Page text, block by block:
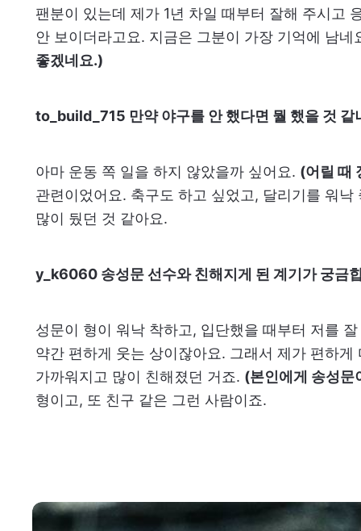
팬분이 있는데 제가 1년 차일 때부터 잘해 주시고
안 보이더라고요. 지금은 그분이 가장 기억에 남네
좋겠네요.)
to_build_715 만약 야구를 안 했다면 뭘 했을 것 같
아마 운동 쪽 일을 하지 않았을까 싶어요. (어릴 때
관련이었어요. 축구도 하고 싶었고, 달리기를 워
많이 뒀던 것 같아요.
y_k6060 송성문 선수와 친해지게 된 계기가 궁금
성문이 형이 워낙 착하고, 입단했을 때부터 저를
약간 편하게 웃는 상이잖아요. 그래서 제가 편하
가까워지고 많이 친해졌던 거죠. (본인에게 송성
형이고, 또 친구 같은 그런 사람이죠.